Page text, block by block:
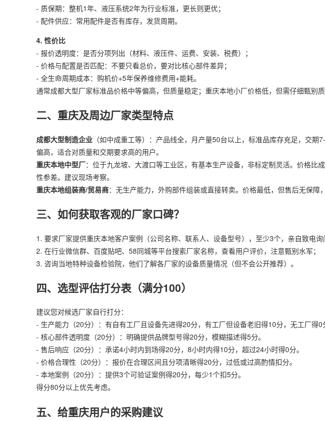
- 质保期：整机1年、液压系统2年为行业标准，更长则更优；
- 配件供应：常用配件是否有库存，发货周期。
4. 性价比
- 报价透明度：是否分项列出（材料、液压件、运费、安装、税费）；
- 价格与配置是否匹配：不要只看总价，要对比核心部件差异；
- 全生命周期成本：购机价+5年保养维修费用+能耗。
通常成都大型厂家标准品价格中等偏高，但质量稳定；重庆本地小厂价格低，但需仔细甄别质
二、重庆及周边厂家类型特点
成都大型制造企业 （如中成重工等）：产品线全，月产量50台以上，标准品库存充足，交
偏高，适合对质量和交期要求高的用户。
重庆本地中型厂：位于九龙坡、大渡口等工业区，有基本生产设备，非标定制灵活。价格比
性参差。建议现场考察。
重庆本地组装商/贸易商：无生产能力，外购部件组装或直接转卖。价格最低，但售后无保障
三、如何获取客观的厂家口碑？
1. 要求厂家提供重庆本地客户案例（公司名称、联系人、设备型号），至少3个，亲自致电询
2. 在行业微信群、百度贴吧、58同城等平台搜索厂家名称，查看用户评价，注意甄别水军；
3. 咨询当地特种设备检验院，他们了解各厂家的设备质量情况（但不会公开推荐）。
四、选型评估打分表（满分100）
建议您对候选厂家自行打分：
- 生产能力（20分）：有自有工厂且设备先进得20分，有工厂但设备老旧得10分，无工厂得0
- 核心部件透明度（20分）：明确提供品牌型号得20分，模糊描述得5分。
- 售后响应（20分）：承诺4小时内到场得20分，8小时内得10分，超过24小时得0分。
- 价格合理性（20分）：报价在合理区间且分项清晰得20分，过低或过高酌情扣分。
- 本地案例（20分）：提供3个可验证案例得20分，每少1个扣5分。
得分80分以上优先考虑。
五、给重庆用户的采购建议